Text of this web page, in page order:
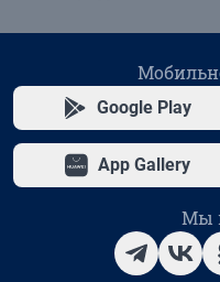
Google Play
App Gallery
Мы